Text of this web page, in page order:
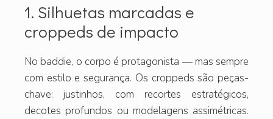
1. Silhuetas marcadas e
croppeds de impacto
No baddie, o corpo é protagonista — mas sempre
com estilo e segurança. Os croppeds são peças-
chave: justinhos, com recortes estratégicos,
decotes profundos ou modelagens assimétricas.